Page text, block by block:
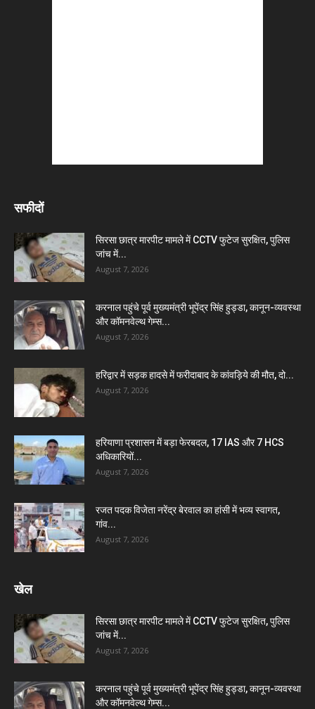
सफीदों
सिरसा छात्र मारपीट मामले में CCTV फुटेज सुरक्षित, पुलिस
जांच में...
August 7, 2026
करनाल पहुंचे पूर्व मुख्यमंत्री भूपेंद्र सिंह हुड्डा, कानून-व्यवस्था
और कॉमनवेल्थ गेम्स...
August 7, 2026
हरिद्वार में सड़क हादसे में फरीदाबाद के कांवड़िये की मौत, दो...
August 7, 2026
हरियाणा प्रशासन में बड़ा फेरबदल, 17 IAS और 7 HCS
अधिकारियों...
August 7, 2026
रजत पदक विजेता नरेंद्र बेरवाल का हांसी में भव्य स्वागत,
गांव...
August 7, 2026
खेल
सिरसा छात्र मारपीट मामले में CCTV फुटेज सुरक्षित, पुलिस
जांच में...
August 7, 2026
करनाल पहुंचे पूर्व मुख्यमंत्री भूपेंद्र सिंह हुड्डा, कानून-व्यवस्था
और कॉमनवेल्थ गेम्स...